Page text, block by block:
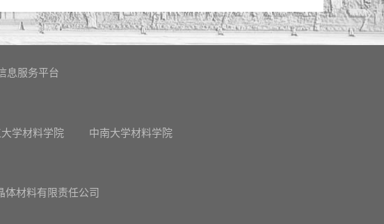
息服务平台
学材料学院
中南大学材料学院
体材料有限责任公司